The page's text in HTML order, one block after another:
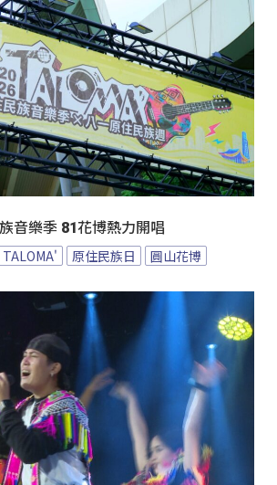
音樂季 81花博熱力開唱
TALOMA' 原住民族日 圓山花博